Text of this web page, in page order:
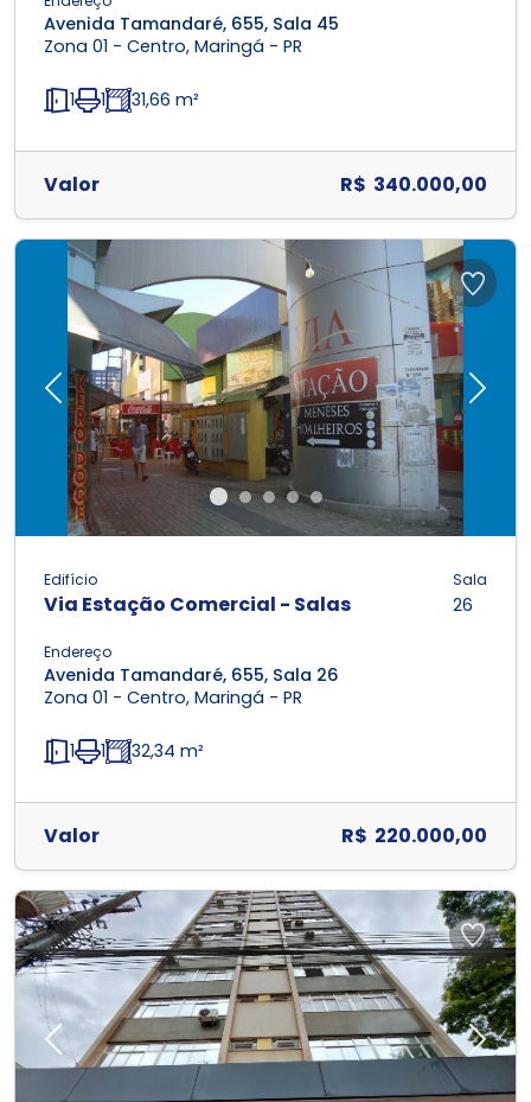
Avenida Tamandaré, 655, Sala 45
Zona 01 - Centro, Maringá - PR
1 1 31,66 m²
Valor R$ 340.000,00
Previous Next
Edifício
Via Estação Comercial - Salas
Sala
26
Endereço
Avenida Tamandaré, 655, Sala 26
Zona 01 - Centro, Maringá - PR
1 1 32,34 m²
Valor R$ 220.000,00
Previous Next